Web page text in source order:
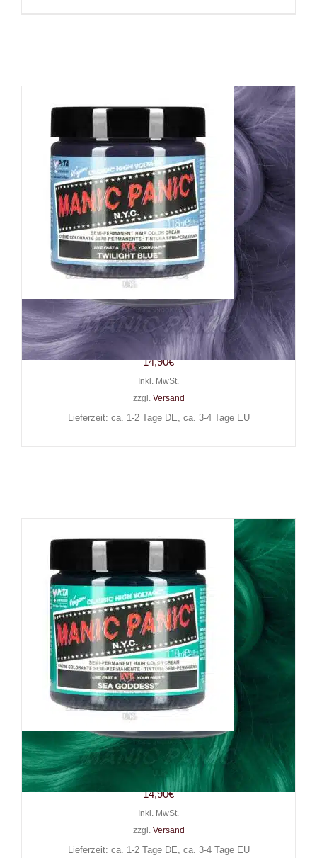
Manic Panic Haarfarbe
Twilight Blue
14,90€
Inkl. MwSt.
zzgl. Versand
Lieferzeit: ca. 1-2 Tage DE, ca. 3-4 Tage EU
Manic Panic Haarfarbe Sea
Goddess
14,90€
Inkl. MwSt.
zzgl. Versand
Lieferzeit: ca. 1-2 Tage DE, ca. 3-4 Tage EU